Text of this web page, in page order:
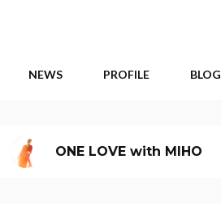
NEWS PROFILE BLOG
ONE LOVE with MIHO